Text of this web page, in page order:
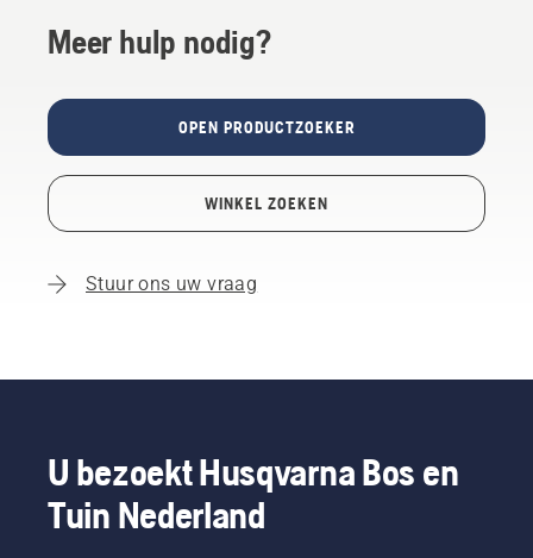
Meer hulp nodig?
OPEN PRODUCTZOEKER
WINKEL ZOEKEN
Stuur ons uw vraag
U bezoekt Husqvarna Bos en
Tuin Nederland